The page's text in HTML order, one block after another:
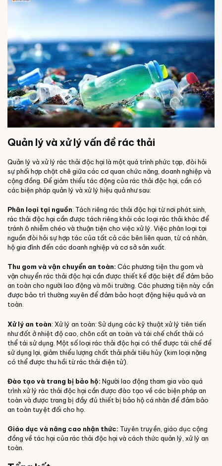
Quản lý và xử lý vấn đề rác thải
Quản lý và xử lý rác thải độc hại là một quá trình phức tạp, đòi hỏi
sự phối hợp chặt chẽ giữa các cơ quan chức năng, doanh nghiệp và
cộng đồng. Để giảm thiểu tác động của rác thải độc hại, cần có
các biện pháp quản lý và xử lý hiệu quả như sau:
Phân loại tại nguồn: Tách riêng rác thải độc hại từ nơi phát sinh,
rác thải độc hại cần được tách riêng khỏi các loại rác thải khác để
tránh ô nhiễm chéo và thuận tiện cho việc xử lý. Việc phân loại tại
nguồn đòi hỏi sự hợp tác của tất cả các bên liên quan, từ cá nhân,
hộ gia đình đến các doanh nghiệp và cơ sở sản xuất.
Thu gom và vận chuyển an toàn: Các phương tiện thu gom và
vận chuyển rác thải độc hại cần được thiết kế đặc biệt để đảm bảo
an toàn cho người lao động và môi trường. Các phương tiện này cần
được bảo trì thường xuyên để đảm bảo hoạt động hiệu quả và an
toàn.
Xử lý an toàn: Xử lý an toàn: Sử dụng các kỹ thuật xử lý tiên tiến
như đốt ở nhiệt độ cao, chôn cất an toàn và tái chế chất thải có
thể tái sử dụng. Một số loại rác thải độc hại có thể được tái chế để
sử dụng lại, giảm thiểu lượng chất thải phải tiêu hủy (kim loại nặng
có thể được thu hồi từ rác thải điện tử).
Đào tạo và trang bị bảo hộ: Người lao động tham gia vào quá
trình xử lý rác thải độc hại cần được đào tạo về các biện pháp an
toàn và được trang bị đầy đủ thiết bị bảo hộ cá nhân để đảm bảo
an toàn tuyệt đối cho họ.
Giáo dục và nâng cao nhận thức: Tuyên truyền, giáo dục cộng
đồng về tác hại của rác thải độc hại và cách thức quản lý, xử lý an
toàn.